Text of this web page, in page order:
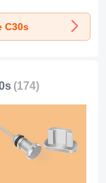
C30s
(174)